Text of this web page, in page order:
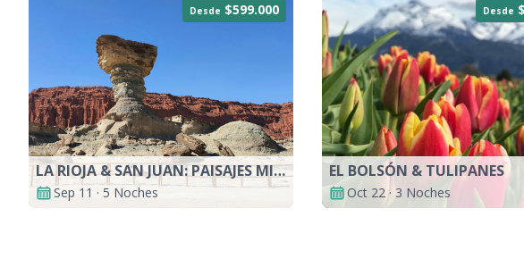
Desde $599.000
LA RIOJA & SAN JUAN: PAISAJES MILENARIOS
Sep 11 · 5 Noches
Desde
EL BOLSÓN & TULIPANES
Oct 22 · 3 Noches